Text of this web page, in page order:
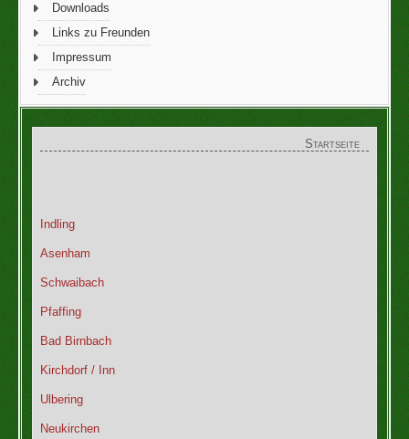
Downloads
Links zu Freunden
Impressum
Archiv
Startseite
Indling
Asenham
Schwaibach
Pfaffing
Bad Birnbach
Kirchdorf / Inn
Ulbering
Neukirchen